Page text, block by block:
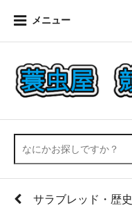
メニュー
サラブレッド・歴史